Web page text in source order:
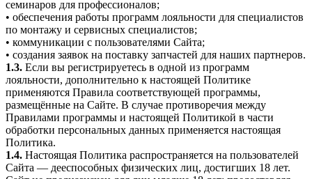
семинаров для профессионалов;
• обеспечения работы программ лояльности для специалистов
по монтажу и сервисных специалистов;
• коммуникации с пользователями Сайта;
• создания заявок на поставку запчастей для наших партнеров.
1.3. Если вы регистрируетесь в одной из программ
лояльности, дополнительно к настоящей Политике
применяются Правила соответствующей программы,
размещённые на Сайте. В случае противоречия между
Правилами программы и настоящей Политикой в части
обработки персональных данных применяется настоящая
Политика.
1.4. Настоящая Политика распространяется на пользователей
Сайта — дееспособных физических лиц, достигших 18 лет.